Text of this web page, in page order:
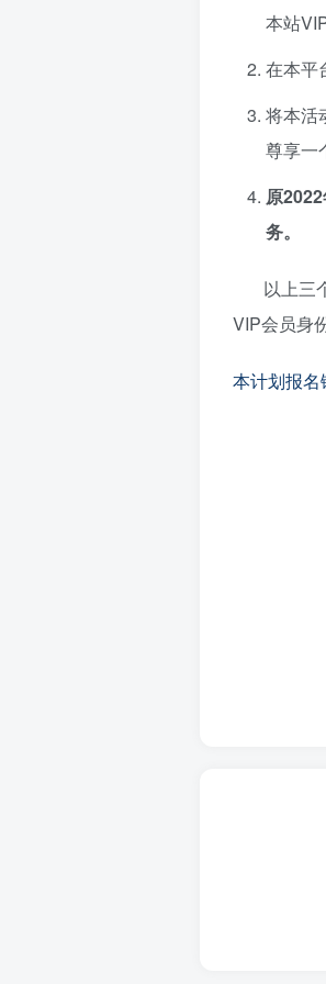
本站
在本平
将本活
尊享一
原
务。
以上三个
VIP会员身
本计划报